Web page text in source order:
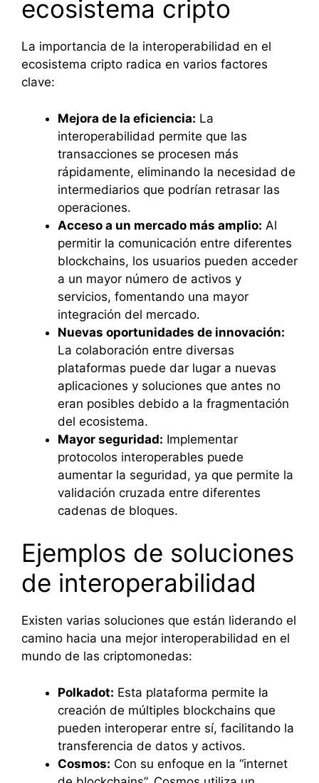
ecosistema cripto
La importancia de la interoperabilidad en el
ecosistema cripto radica en varios factores
clave:
Mejora de la eficiencia: La
interoperabilidad permite que las
transacciones se procesen más
rápidamente, eliminando la necesidad de
intermediarios que podrían retrasar las
operaciones.
Acceso a un mercado más amplio: Al
permitir la comunicación entre diferentes
blockchains, los usuarios pueden acceder
a un mayor número de activos y
servicios, fomentando una mayor
integración del mercado.
Nuevas oportunidades de innovación:
La colaboración entre diversas
plataformas puede dar lugar a nuevas
aplicaciones y soluciones que antes no
eran posibles debido a la fragmentación
del ecosistema.
Mayor seguridad: Implementar
protocolos interoperables puede
aumentar la seguridad, ya que permite la
validación cruzada entre diferentes
cadenas de bloques.
Ejemplos de soluciones
de interoperabilidad
Existen varias soluciones que están liderando el
camino hacia una mejor interoperabilidad en el
mundo de las criptomonedas:
Polkadot: Esta plataforma permite la
creación de múltiples blockchains que
pueden interoperar entre sí, facilitando la
transferencia de datos y activos.
Cosmos: Con su enfoque en la “internet